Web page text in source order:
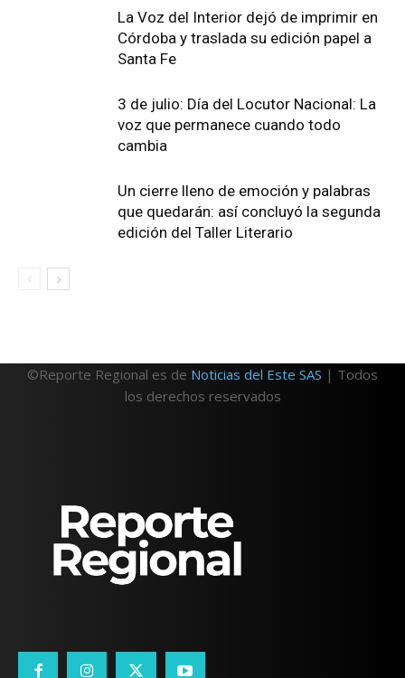
La Voz del Interior dejó de imprimir en
Córdoba y traslada su edición papel a
Santa Fe
3 de julio: Día del Locutor Nacional: La
voz que permanece cuando todo
cambia
Un cierre lleno de emoción y palabras
que quedarán: así concluyó la segunda
edición del Taller Literario
©Reporte Regional es de Noticias del Este SAS | Todos
los derechos reservados